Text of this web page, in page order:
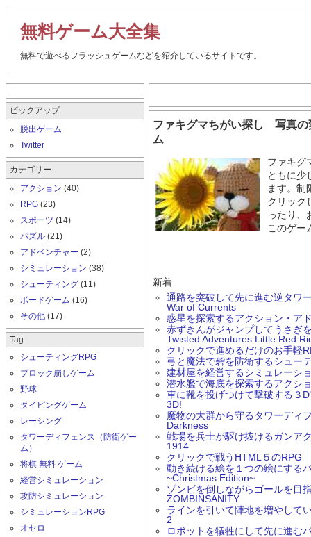
無料ゲーム大全集
無料で遊べるフラッシュゲームなどを紹介しているサイトです。
ファキグマちがい探し 写真の
ム
ファキグ
ともに少
ます。制
クリック
ったり、
このゲー
新着
通路を突破して先に進む逆タワ
War of Currents
惑星を探索するアクション・ア
赤ずきんがジャンプしてうさ
Twisted Adventures Little Red
クリックで進めるだけのお手軽
弓と魔法で砦を防衛するシュ
建材屋を経営するシミュレー
潜水艦で海底を探索するアク
車に靴を投げつけて撃破する
3D!
魔物の大群から守るタワーデ
Darkness
戦場を兵士が駆け抜けるガン
1914
クリックで戦うHTML５のRPG
動き続ける絵を１つの絵にす
~Christmas Edition~
ゾンビを倒しながらゴールを
ZOMBINSANITY
ラインを引いて陣地を増やし
2
ロボットを犠牲にして先に進
ピックアップ
脱出ゲーム
Twitter
カテゴリー
アクション (40)
RPG (23)
スポーツ (14)
パズル (21)
アドベンチャー (2)
シミュレーション (38)
シューティング (11)
ボードゲーム (16)
その他 (17)
Tag
シューティングRPG
ブロック崩しゲーム
野球
タイピングゲーム
レーシング
タワーディフェンス（防衛ゲー
ム）
将棋 無料 ゲーム
経営シミュレーション
攻防シミュレーション
シミュレーションRPG
オセロ